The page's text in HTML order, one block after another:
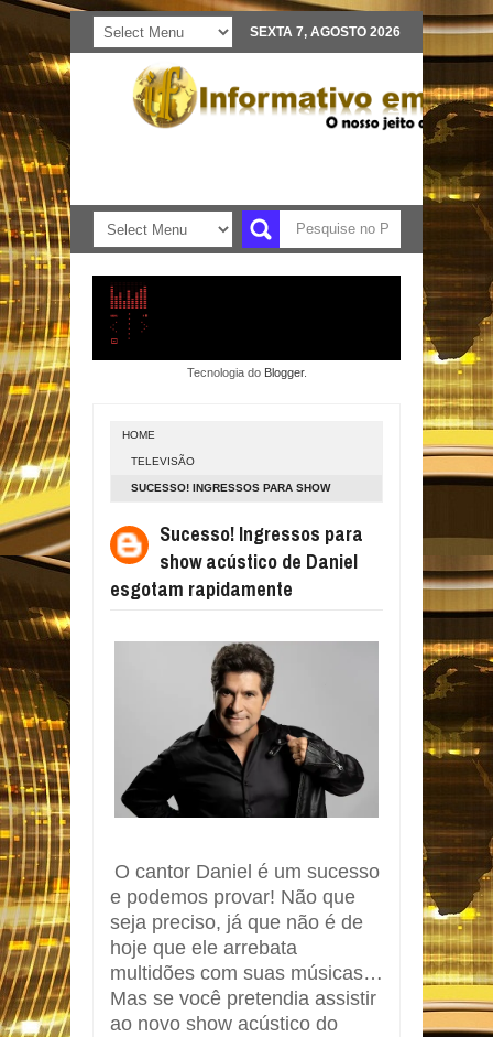
SEXTA 7, AGOSTO 2026
Tecnologia do Blogger.
HOME
TELEVISÃO
SUCESSO! INGRESSOS PARA SHOW
RAPIDAMENTE
Sucesso! Ingressos para
show acústico de Daniel
esgotam rapidamente
O cantor Daniel é um sucesso
e podemos provar! Não que
seja preciso, já que não é de
hoje que ele arrebata
multidões com suas músicas…
Mas se você pretendia assistir
ao novo show acústico do